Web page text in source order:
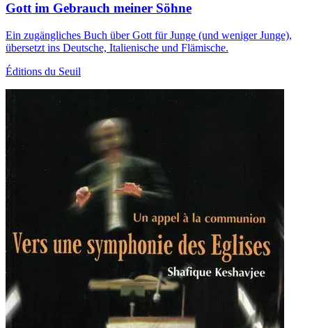
Gott im Gebrauch meiner Söhne
Ein zugängliches Buch über Gott für Junge (und weniger Junge),
übersetzt ins Deutsche, Italienische und Flämische.
Éditions du Seuil